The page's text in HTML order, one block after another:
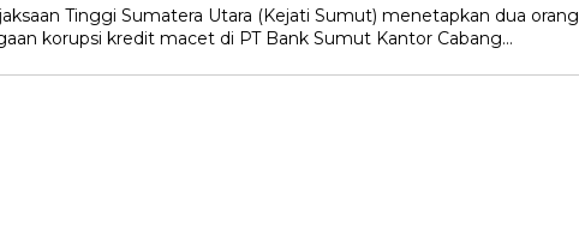
Tinggi Sumatera Utara (Kejati Sumut) menetapkan dua orang
korupsi kredit macet di PT Bank Sumut Kantor Cabang…